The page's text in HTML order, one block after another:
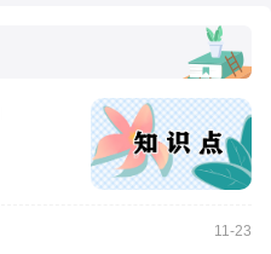
11-23